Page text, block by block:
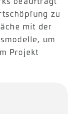
zu
mit der
um
Projekt